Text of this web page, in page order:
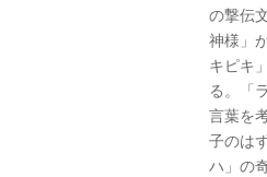
の撃伝
神様」
キピキ
る。「
言葉を
子のは
ハ」の